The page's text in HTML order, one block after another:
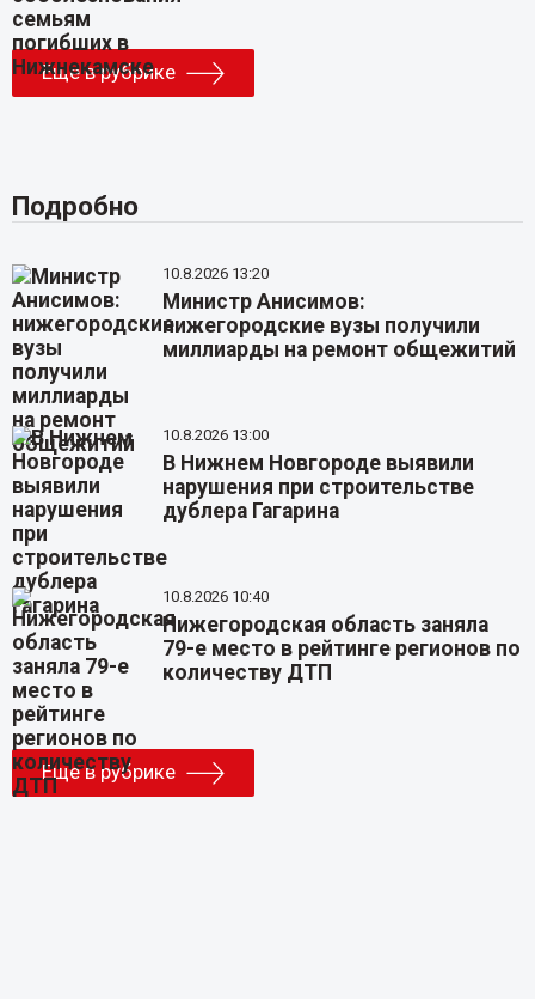
Еще в рубрике
Подробно
10.8.2026 13:20
Министр Анисимов:
нижегородские вузы получили
миллиарды на ремонт общежитий
10.8.2026 13:00
В Нижнем Новгороде выявили
нарушения при строительстве
дублера Гагарина
10.8.2026 10:40
Нижегородская область заняла
79-е место в рейтинге регионов по
количеству ДТП
Еще в рубрике